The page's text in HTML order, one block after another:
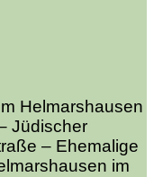
Helmarshausen
Jüdischer
– Ehemalige
im